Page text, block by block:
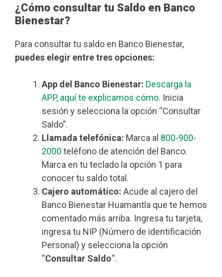
¿Cómo consultar tu Saldo en Banco
Bienestar?
Para consultar tu saldo en Banco Bienestar,
puedes elegir entre tres opciones:
App del Banco Bienestar: Descarga la
APP, aquí te explicamos cómo. Inicia
sesión y selecciona la opción “Consultar
Saldo”.
Llamada telefónica: Marca al 800-900-
2000 teléfono de atención del Banco.
Marca en tu teclado la opción 1 para
conocer tu saldo total.
Cajero automático: Acude al cajero del
Banco Bienestar Huamantla que te hemos
comentado más arriba. Ingresa tu tarjeta,
ingresa tu NIP (Número de identificación
Personal) y selecciona la opción
“Consultar Saldo“.